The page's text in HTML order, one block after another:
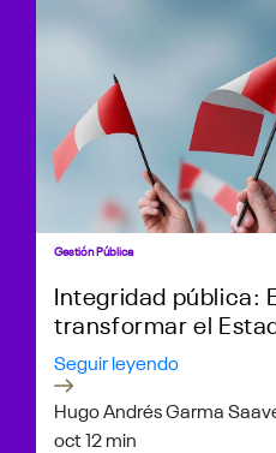
Gestión Pública
Integridad pública:
transformar el
Seguir leyendo
Hugo Andrés Garma
oct 12 min